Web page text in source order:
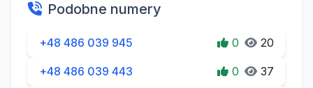
Podobne numery
+48 486 039 945 0 20
+48 486 039 443 0 37